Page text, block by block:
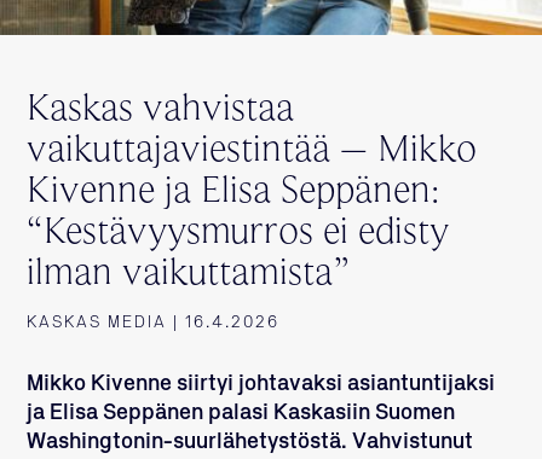
Kaskas vahvistaa
vaikuttajaviestintää – Mikko
Kivenne ja Elisa Seppänen:
“Kestävyysmurros ei edisty
ilman vaikuttamista”
KASKAS MEDIA | 16.4.2026
Mikko Kivenne siirtyi johtavaksi asiantuntijaksi
ja Elisa Seppänen palasi Kaskasiin Suomen
Washingtonin-suurlähetystöstä. Vahvistunut